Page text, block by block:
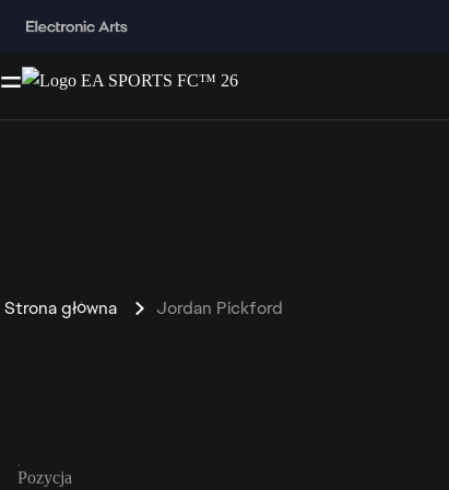
Strona główna Jordan Pickford
Pozycja